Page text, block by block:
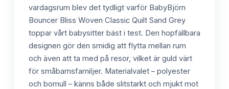
vardagsrum blev det tydligt varför BabyBjörn
Bouncer Bliss Woven Classic Quilt Sand Grey
toppar vårt babysitter bäst i test. Den hopfällbara
designen gör den smidig att flytta mellan rum
och även att ta med på resor, vilket är guld värt
för småbarnsfamiljer. Materialvalet – polyester
och bomull – känns både slitstarkt och mjukt mot